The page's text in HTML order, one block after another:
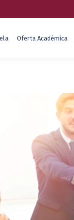
Oferta Académica